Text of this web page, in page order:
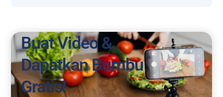
Buat Video &
Dapatkan Bumbu
Gratis!